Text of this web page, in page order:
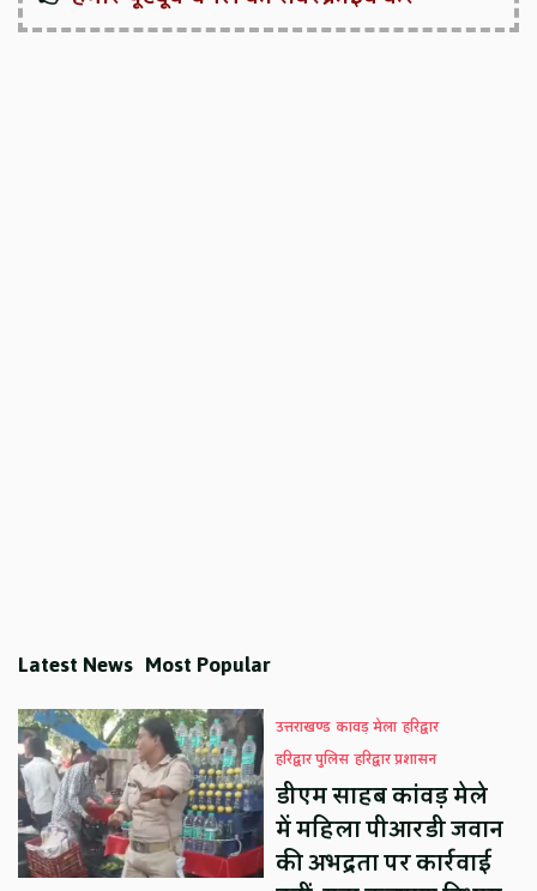
Latest News Most Popular
उत्तराखण्ड कावड़ मेला हरिद्वार
हरिद्वार पुलिस हरिद्वार प्रशासन
डीएम साहब कांवड़ मेले
में महिला पीआरडी जवान
की अभद्रता पर कार्रवाई